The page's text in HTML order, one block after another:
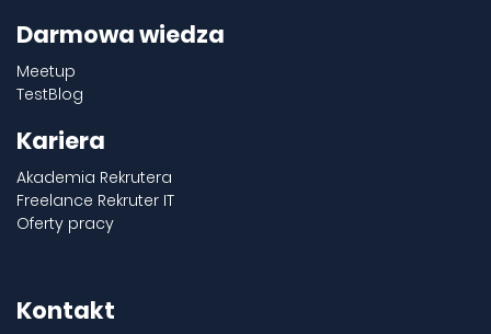
Darmowa wiedza
Meetup
TestBlog
Kariera
Akademia Rekrutera
Freelance Rekruter IT
Oferty pracy
Kontakt